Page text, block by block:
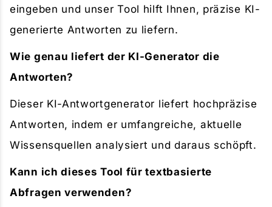
eingeben und unser Tool hilft Ihnen, präzise KI-
generierte Antworten zu liefern.
Wie genau liefert der KI-Generator die
Antworten?
Dieser KI-Antwortgenerator liefert hochpräzise
Antworten, indem er umfangreiche, aktuelle
Wissensquellen analysiert und daraus schöpft.
Kann ich dieses Tool für textbasierte
Abfragen verwenden?